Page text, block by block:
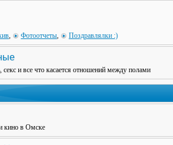
, Фотоотчеты, Поздравлялки :)
секс и все что касается отношений между полами
кино в Омске